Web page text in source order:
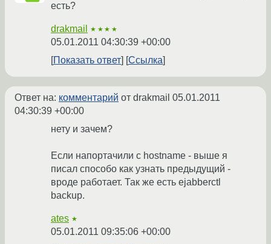
есть?
drakmail ★★★★
05.01.2011 04:30:39 +00:00
Показать ответ
Ссылка
Ответ на: комментарий от drakmail 05.01.2011
04:30:39 +00:00
нету и зачем?
Если напортачили с hostname - выше я
писал способо как узнать предыдущий -
вроде работает. Так же есть ejabberctl
backup.
ates ★
05.01.2011 09:35:06 +00:00